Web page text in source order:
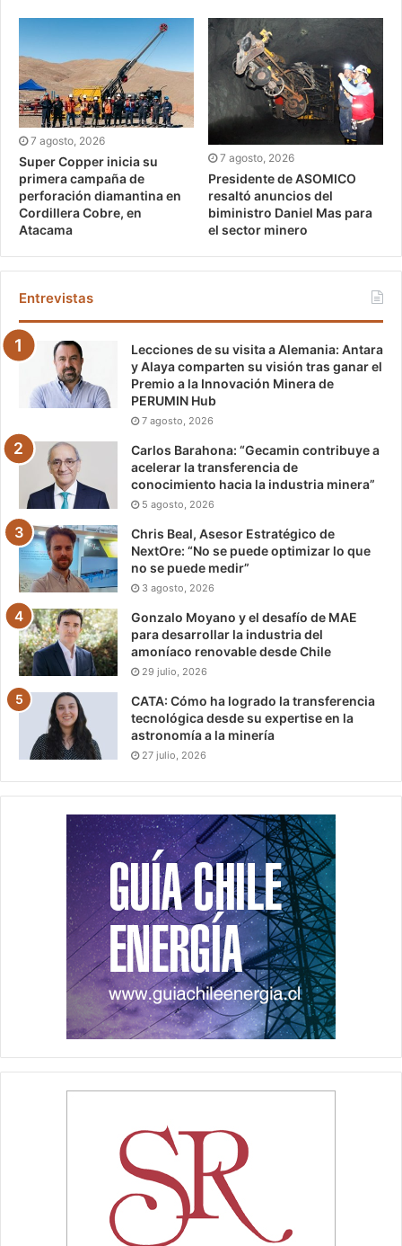
7 agosto, 2026
Super Copper inicia su
primera campaña de
perforación diamantina en
Cordillera Cobre, en
Atacama
7 agosto, 2026
Presidente de ASOMICO
resaltó anuncios del
biministro Daniel Mas para
el sector minero
Entrevistas
Lecciones de su visita a Alemania: Antara
y Alaya comparten su visión tras ganar el
Premio a la Innovación Minera de
PERUMIN Hub
7 agosto, 2026
Carlos Barahona: “Gecamin contribuye a
acelerar la transferencia de
conocimiento hacia la industria minera”
5 agosto, 2026
Chris Beal, Asesor Estratégico de
NextOre: “No se puede optimizar lo que
no se puede medir”
3 agosto, 2026
Gonzalo Moyano y el desafío de MAE
para desarrollar la industria del
amoníaco renovable desde Chile
29 julio, 2026
CATA: Cómo ha logrado la transferencia
tecnológica desde su expertise en la
astronomía a la minería
27 julio, 2026